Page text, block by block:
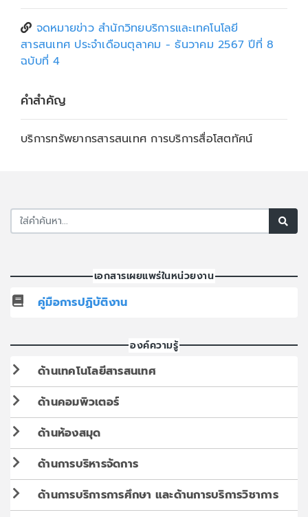
จดหมายข่าว สำนักวิทยบริการและเทคโนโลยี
สารสนเทศ ประจำเดือนตุลาคม - ธันวาคม 2567 ปีที่ 8
ฉบับที่ 4
คำสำคัญ
บริการทรัพยากรสารสนเทศ การบริการสื่อโสตทัศน์
เอกสารเผยแพร่ในหน่วยงาน
คู่มือการปฏิบัติงาน
องค์ความรู้
ด้านเทคโนโลยีสารสนเทศ
ด้านคอมพิวเตอร์
ด้านห้องสมุด
ด้านการบริหารจัดการ
ด้านการบริการการศึกษา และด้านการบริการวิชาการ